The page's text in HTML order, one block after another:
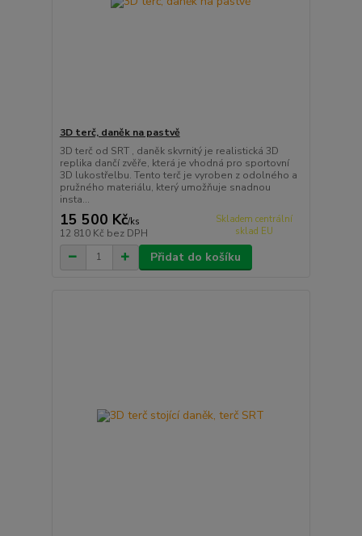
3D terč, daněk na pastvě
3D terč od SRT , daněk skvrnitý je realistická 3D
replika dančí zvěře, která je vhodná pro sportovní
3D lukostřelbu. Tento terč je vyroben z odolného a
pružného materiálu, který umožňuje snadnou
insta...
15 500 Kč/ks
12 810 Kč bez DPH
Skladem centrální
sklad EU
Přidat do košíku